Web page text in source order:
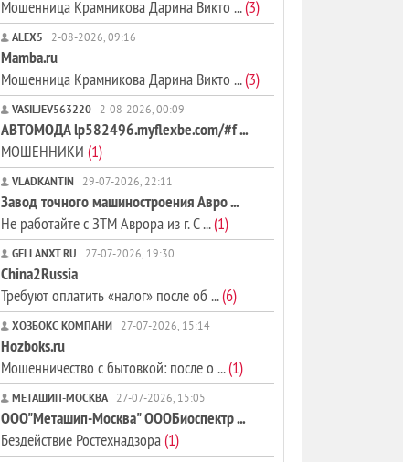
Мошенница Крамникова Дарина Викто ...(3)
ALEX5 2-08-2026, 09:16
Mamba.ru
Мошенница Крамникова Дарина Викто ...(3)
VASILJEV563220 2-08-2026, 00:09
АВТОМОДА lp582496.myflexbe.com/#f ...
МОШЕННИКИ (1)
VLADKANTIN 29-07-2026, 22:11
Завод точного машиностроения Авро ...
Не работайте с ЗТМ Аврора из г. С ...(1)
GELLANXT.RU 27-07-2026, 19:30
China2Russia
Требуют оплатить «налог» после об ...(6)
ХОЗБОКС КОМПАНИ 27-07-2026, 15:14
Hozboks.ru
Мошенничество с бытовкой: после о ...(1)
МЕТАШИП-МОСКВА 27-07-2026, 15:05
ООО"Меташип-Москва" ОООБиоспектр ...
Бездействие Ростехнадзора(1)